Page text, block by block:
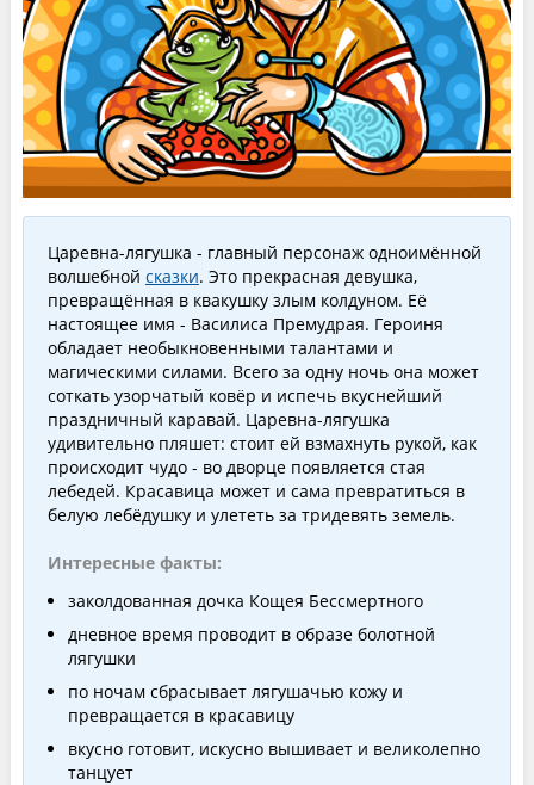
Царевна-лягушка - главный персонаж одноимённой
волшебной сказки. Это прекрасная девушка,
превращённая в квакушку злым колдуном. Её
настоящее имя - Василиса Премудрая. Героиня
обладает необыкновенными талантами и
магическими силами. Всего за одну ночь она может
соткать узорчатый ковёр и испечь вкуснейший
праздничный каравай. Царевна-лягушка
удивительно пляшет: стоит ей взмахнуть рукой, как
происходит чудо - во дворце появляется стая
лебедей. Красавица может и сама превратиться в
белую лебёдушку и улететь за тридевять земель.
Интересные факты:
заколдованная дочка Кощея Бессмертного
дневное время проводит в образе болотной
лягушки
по ночам сбрасывает лягушачью кожу и
превращается в красавицу
вкусно готовит, искусно вышивает и великолепно
танцует